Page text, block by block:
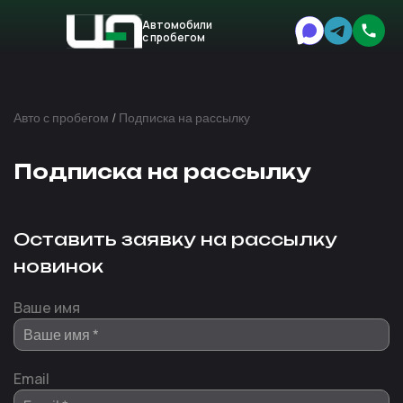
Автомобили
с пробегом
Авто с пробегом / Подписка на рассылку
Подписка на рассылку
Оставить заявку на рассылку
новинок
Ваше имя
Email